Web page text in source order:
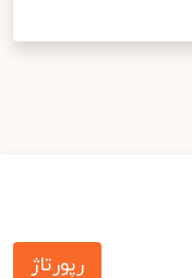
رپورتاژ